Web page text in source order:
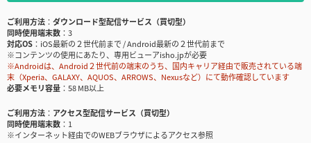
ご利用方法
ダウンロード型配信サービス（買切型）
同時使用端末数
3
対応OS
iOS最新の２世代前まで / Android最新の２世代前まで
※コンテンツの使用にあたり、専用ビューアisho.jpが必要
※Androidは、Android２世代前の端末のうち、国内キャリア経由で販売されている端
末（Xperia、GALAXY、AQUOS、ARROWS、Nexusなど）にて動作確認しています
必要メモリ容量
58 MB以上
ご利用方法
アクセス型配信サービス（買切型）
同時使用端末数
1
※インターネット経由でのWEBブラウザによるアクセス参照